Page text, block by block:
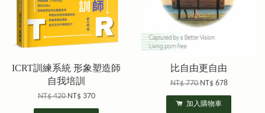
ICRT訓練系統 形象塑造師
自我培訓
NT$ 420NT$ 370
比自由更自由
NT$ 770NT$ 678
加入購物車